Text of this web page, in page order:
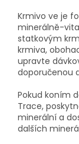
Krmivo ve je
minerálně-
statkovým
krmiva,
upravte
doporučenou
Pokud koním
Trace,
minerální a
dalších